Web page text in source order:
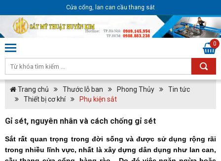
Cửa cổng, lan can cầu thang sắt
0
Trang chủ Thước lỗ ban Phong Thủy
Tin tức
Thiết bị cơ khí
Phụ kiện sắt
Gỉ sét, nguyên nhân và cách chống gỉ sét
Sắt rất quan trọng trong đời sống và được sử dụng rộng rãi
trong nhiều lĩnh vực, nhất là xây dựng dân dụng như lan can,